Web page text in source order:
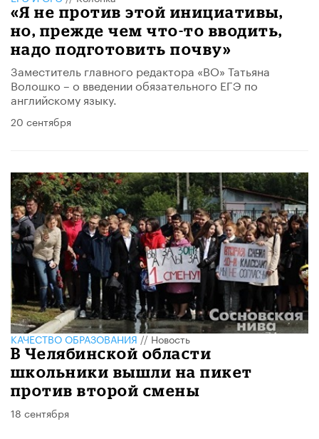
«Я не против этой инициативы,
но, прежде чем что-то вводить,
надо подготовить почву»
Заместитель главного редактора «ВО» Татьяна
Волошко – о введении обязательного ЕГЭ по
английскому языку.
20 сентября
КАЧЕСТВО ОБРАЗОВАНИЯ//Новость
В Челябинской области
школьники вышли на пикет
против второй смены
18 сентября